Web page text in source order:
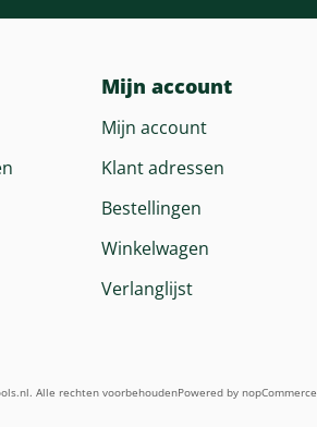
Mijn account
Mijn account
Klant adressen
Bestellingen
Winkelwagen
Verlanglijst
Alle rechten voorbehoudenPowered by nopCommerce